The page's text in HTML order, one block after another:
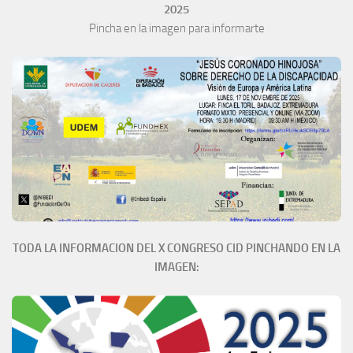
2025
Pincha en la imagen para informarte
TODA LA INFORMACION DEL X CONGRESO CID PINCHANDO EN LA
IMAGEN: